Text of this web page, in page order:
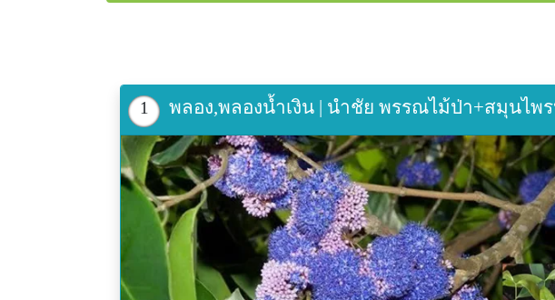
1 พลอง,พลองน้ำเงิน | นำชัย พรรณไม้ป่า+สมุนไพ